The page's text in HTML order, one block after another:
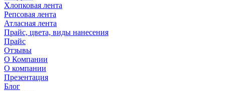
Хлопковая лента
Репсовая лента
Атласная лента
Прайс, цвета, виды нанесения
Прайс
Отзывы
О Компании
О компании
Презентация
Блог